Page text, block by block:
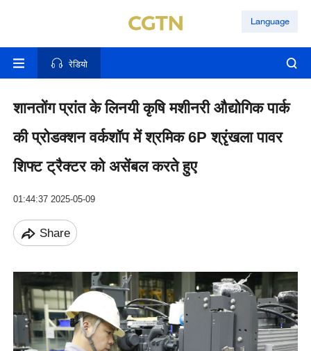
Language
रेडियो
शानतोंग प्रांत के लिनयी कृषि मशीनरी औद्योगिक पार्क
की प्रोडक्शन वर्कशॉप में श्रमिक 6P श्रृंखला पावर
शिफ्ट ट्रैक्टर को असेंबल करते हुए
01:44:37 2025-05-09
Share